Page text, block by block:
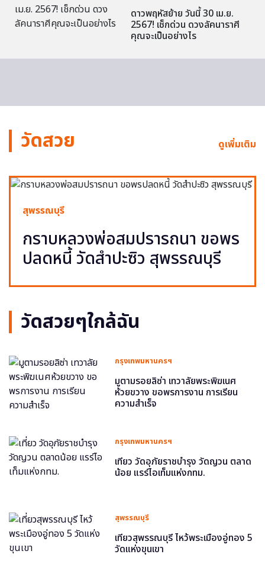
ดาวพฤหัสย้าย วันนี้ 30 เม.ย.
2567! เช็กด่วน ดวงลัคนาราศี
คุณจะเป็นอย่างไร
วัดสวย ดูเพิ่มเติม
สุพรรณบุรี
กราบหลวงพ่อสมปรารถนา ขอพร
ปลดหนี้ วัดสำปะซิว สุพรรณบุรี
วัดสวยๆใกล้ฉัน
กรุงเทพมหานครฯ
มูตามรอยลิซ่า เทวาลัยพระพิฆเนศ
ห้วยขวาง ขอพรการงาน การเรียน
ความสำเร็จ
กรุงเทพมหานครฯ
เที่ยว วัดอุภัยราชบำรุง วัดญวน ตลาด
น้อย แรร์ไอเท็มแห่งกทม.
สุพรรณบุรี
เที่ยวสุพรรณบุรี ไหว้พระเมืองอู่ทอง 5
วัดแห่งขุนเขา